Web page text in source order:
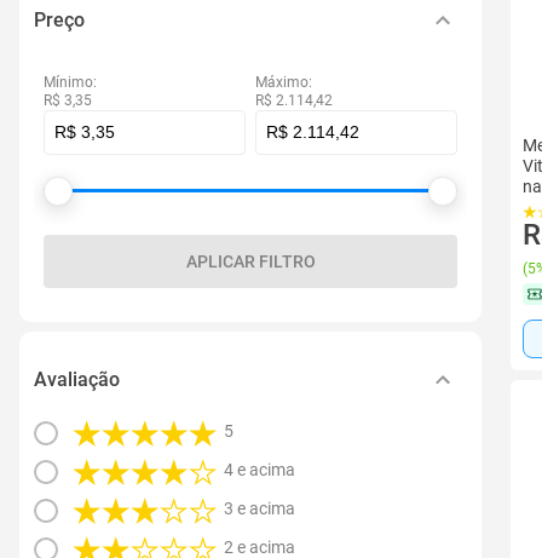
Preço
Mínimo:
R$ 3,35
Máximo:
R$ 2.114,42
APLICAR FILTRO
Avaliação
5
4 e acima
3 e acima
2 e acima
(